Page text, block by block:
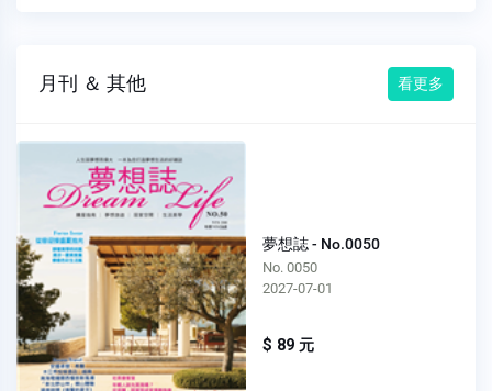
月刊 ＆ 其他 看更多
夢想誌 - No.0050
No. 0050
2027-07-01
$ 89 元